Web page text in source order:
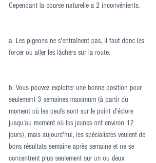
Cependant la course naturelle a 2 inconvénients.
a. Les pigeons ne s'entraînent pas, il faut donc les
forcer ou aller les lâchers sur la route.
b. Vous pouvez exploiter une bonne position pour
seulement 3 semaines maximum (à partir du
moment où les oeufs sont sur le point d'éclore
jusqu'au moment où les jeunes ont environ 12
jours), mais aujourd'hui, les spécialistes veulent de
bons résultats semaine après semaine et ne se
concentrent plus seulement sur un ou deux